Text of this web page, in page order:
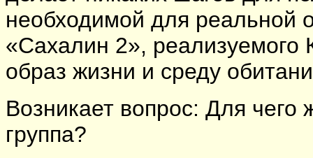
необходимой для реальной
«Сахалин 2»,
образ жизни и среду
Возникает вопрос: Для
группа?